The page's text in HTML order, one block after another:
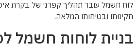
לוח חשמל עובר תהליך קפדני של בקרת
תקינותו ובטיחותו המלאה.
בניית לוחות חשמל